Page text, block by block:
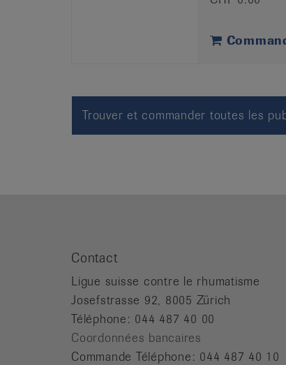
Trouver et commander toutes les
Contact
Ligue suisse contre le rhumatisme
Josefstrasse 92, 8005 Zürich
Téléphone: 044 487 40 00
Coordonnées bancaires
Commande Téléphone: 044 487 40 10